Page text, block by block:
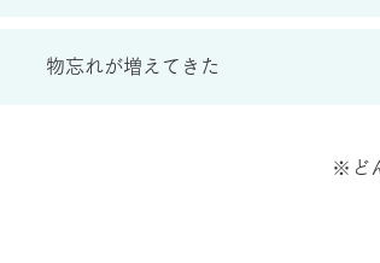
物忘れが増えてきた
※ど